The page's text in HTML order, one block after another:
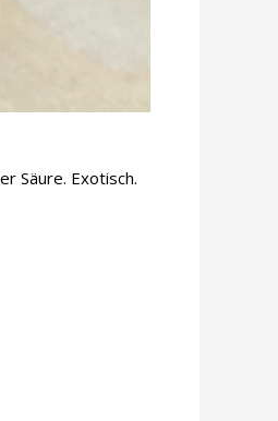
Säure. Exotisch.